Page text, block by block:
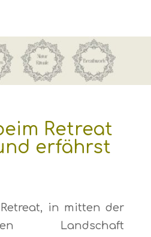
Retreat
erfährst
in mitten der
Landschaft